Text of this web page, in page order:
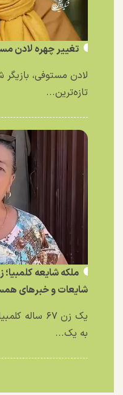
تغییر چهره لادن
لادن مستوفی،
تازه‌ترین...
شایعات و خبر‌های
یک زن ۶۷
به یک...